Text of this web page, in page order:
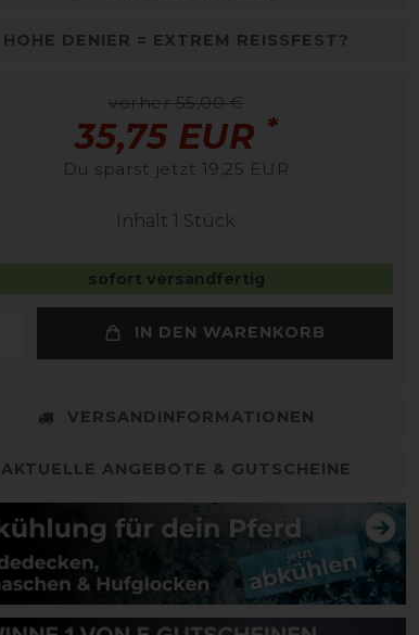
HOHE DENIER = EXTREM REISSFEST?
vorher 55,00 €
35,75 EUR *
Du sparst jetzt 19,25 EUR
Inhalt 1 Stück
sofort versandfertig
IN DEN WARENKORB
VERSANDINFORMATIONEN
AKTUELLE ANGEBOTE & GUTSCHEINE